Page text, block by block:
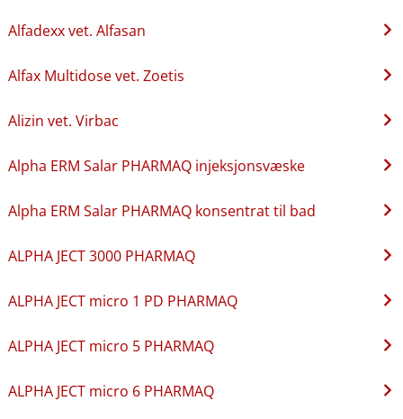
Alfadexx vet. Alfasan
Alfax Multidose vet. Zoetis
Alizin vet. Virbac
Alpha ERM Salar PHARMAQ injeksjonsvæske
Alpha ERM Salar PHARMAQ konsentrat til bad
ALPHA JECT 3000 PHARMAQ
ALPHA JECT micro 1 PD PHARMAQ
ALPHA JECT micro 5 PHARMAQ
ALPHA JECT micro 6 PHARMAQ